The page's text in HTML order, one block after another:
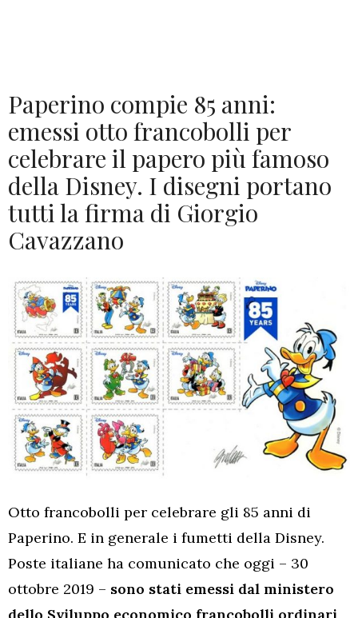
Paperino compie 85 anni:
emessi otto francobolli per
celebrare il papero più famoso
della Disney. I disegni portano
tutti la firma di Giorgio
Cavazzano
Otto francobolli per celebrare gli 85 anni di
Paperino. E in generale i fumetti della Disney.
Poste italiane ha comunicato che oggi – 30
ottobre 2019 – sono stati emessi dal ministero
dello Sviluppo economico francobolli ordinari